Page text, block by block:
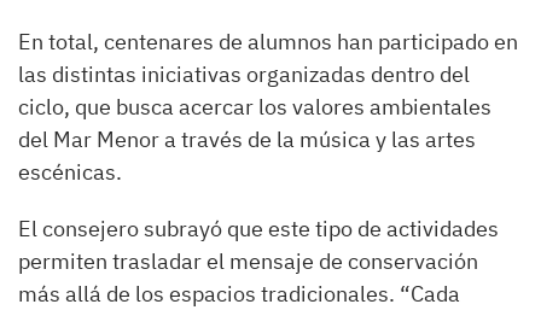
En total, centenares de alumnos han participado en
las distintas iniciativas organizadas dentro del
ciclo, que busca acercar los valores ambientales
del Mar Menor a través de la música y las artes
escénicas.
El consejero subrayó que este tipo de actividades
permiten trasladar el mensaje de conservación
más allá de los espacios tradicionales. “Cada